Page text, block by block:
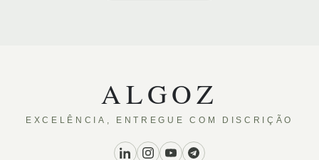
ALGOZ
EXCELÊNCIA, ENTREGUE COM DISCRIÇÃO